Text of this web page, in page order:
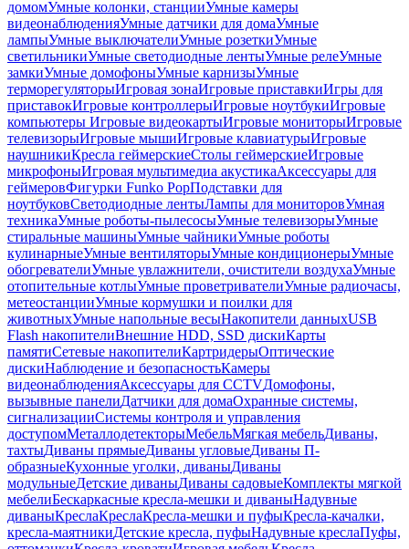
домомУмные колонки, станцииУмные камеры
видеонаблюденияУмные датчики для домаУмные
лампыУмные выключателиУмные розеткиУмные
светильникиУмные светодиодные лентыУмные релеУмные
замкиУмные домофоныУмные карнизыУмные
терморегуляторыИгровая зонаИгровые приставкиИгры для
приставокИгровые контроллерыИгровые ноутбукиИгровые
компьютеры Игровые видеокартыИгровые мониторыИгровые
телевизорыИгровые мышиИгровые клавиатурыИгровые
наушникиКресла геймерскиеСтолы геймерскиеИгровые
микрофоныИгровая мультимедиа акустикаАксессуары для
геймеровФигурки Funko PopПодставки для
ноутбуковСветодиодные лентыЛампы для мониторовУмная
техникаУмные роботы-пылесосыУмные телевизорыУмные
стиральные машиныУмные чайникиУмные роботы
кулинарныеУмные вентиляторыУмные кондиционерыУмные
обогревателиУмные увлажнители, очистители воздухаУмные
отопительные котлыУмные проветривателиУмные радиочасы,
метеостанцииУмные кормушки и поилки для
животныхУмные напольные весыНакопители данныхUSB
Flash накопителиВнешние HDD, SSD дискиКарты
памятиСетевые накопителиКартридерыОптические
дискиНаблюдение и безопасностьКамеры
видеонаблюденияАксессуары для CCTVДомофоны,
вызывные панелиДатчики для домаОхранные системы,
сигнализацииСистемы контроля и управления
доступомМеталлодетекторыМебельМягкая мебельДиваны,
тахтыДиваны прямыеДиваны угловыеДиваны П-
образныеКухонные уголки, диваныДиваны
модульныеДетские диваныДиваны садовыеКомплекты мягкой
мебелиБескаркасные кресла-мешки и диваныНадувные
диваныКреслаКреслаКресла-мешки и пуфыКресла-качалки,
кресла-маятникиДетские кресла, пуфыНадувные креслаПуфы,